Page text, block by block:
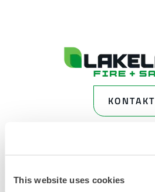
This website uses cookies
KONTAKT